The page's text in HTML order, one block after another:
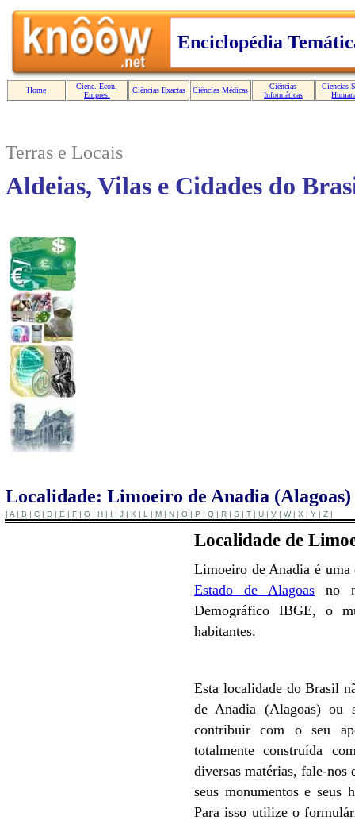
Terras e Locais
Aldeias, Vilas e Cidades do
Localidade: Limoeiro de Anadia (Alagoas)
| A | B | C | D | E | F | G | H | I | J | K | L | M | N | O | P | Q | R | S | T | U | V | W| X | Y | Z |
Localidade de
Limoeiro de Anadia é
Estado de Alagoas no
Demográfico IBGE, o
habitantes.
Esta localidade do Brasil
de Anadia (Alagoas) ou
contribuir com o seu
totalmente construída
diversas matérias, fale-nos
seus monumentos e seus
Para isso utilize o